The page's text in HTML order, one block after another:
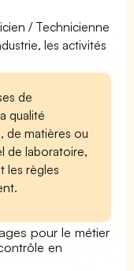
/ Technicienne
les activités
de
qualité
de matières ou
de laboratoire,
les règles
pour le métier
en